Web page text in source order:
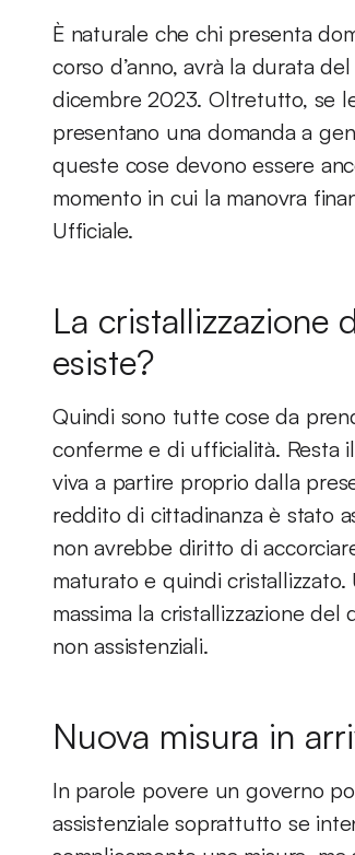
È naturale che chi presenta
corso d’anno, avrà la durata
dicembre 2023. Oltretutto, se
presentano una domanda a
queste cose devono essere
momento in cui la manovra
Ufficiale.
La
esiste?
Quindi sono tutte cose da
conferme e di ufficialità. Resta
viva a partire proprio dalla
reddito di cittadinanza è stato
non avrebbe diritto di
maturato e quindi
massima la cristallizzazione
non assistenziali.
Nuova misura in
In parole povere un governo
assistenziale soprattutto se